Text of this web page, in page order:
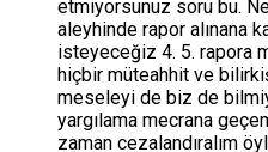
etmiyorsunuz soru bu.
aleyhinde rapor alınana
isteyeceğiz 4. 5. rapora
hiçbir müteahhit ve
meseleyi de biz de
yargılama mecrana
zaman cezalandıralım